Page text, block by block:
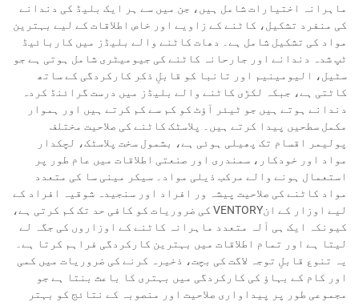
ماہرانہ اختیارات شامل ہیں، جن میں سے ہر ایک بلیڈ کی دندانے
کی منفرد تشکیل، کاٹنے کے زاویے اور خاص اطلاقات کے لیے بہترین
مواد کی تشکیل شامل ہے۔ دھات کاٹنے والے بلیڈز میں کاربائیڈ
ٹپ شدہ دندانے اور جارحانہ کاٹنے کی جیومیٹری شامل ہوتی ہے جو
سٹیل، الیومینیم اور تانبا کو قابلِ ذکر کارکردگی کے ساتھ
کاٹتی ہے، جبکہ لکڑی کاٹنے والے بلیڈز میں درست گرائنڈ کردہ
دندانے ہوتے ہیں جو ٹیئر آؤٹ کو کم سے کم کرتے ہیں اور ہموار
مکمل سطحیں پیدا کرتے ہیں۔ پلاسٹک کاٹنے کی صلاحیت مختلف
پولیمر اقسام تک پھیلی ہوئی ہے، بشمول سخت پلاسٹک، لچکدار
مواد اور خودکار، سمندری اور صنعتی اطلاقات میں عام طور پر
استعمال ہونے والے مرکب ذیلی مواد۔ سیکر مینی سا کی متعدد
مواد کاٹنے کی صلاحیت پیشہ ور افراد اور سنجیدہ شوقیہ افراد کے
لیے اوزار کے انVENTORY کی ضروریات کو کافی حد تک کم کرتی ہے،
کیونکہ ایک ہی آلہ متعدد ماہرانہ کاٹنے کے اوزاروں کی جگہ لے
لیتا ہے اور تمام اطلاقات میں بہترین کارکردگی فراہم کرتا ہے۔
یہ تنوع قابلِ توجہ لاگت کی بچت، ذخیرہ کرنے کی ضروریات میں کمی
اور کام کے بہاؤ کی کارکردگی میں بہتری کا باعث بنتا ہے جو
مجموعی طور پر پیداواری صلاحیت اور منصوبہ کے نتائج کو بہتر